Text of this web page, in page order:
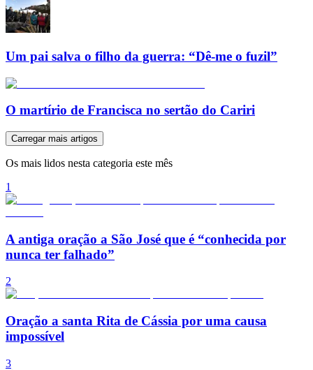
Um pai salva o filho da guerra: “Dê-me o fuzil”
O martírio de Francisca no sertão do Cariri
Carregar mais artigos
Os mais lidos nesta categoria este mês
1
A antiga oração a São José que é “conhecida por
nunca ter falhado”
2
Oração a santa Rita de Cássia por uma causa
impossível
3